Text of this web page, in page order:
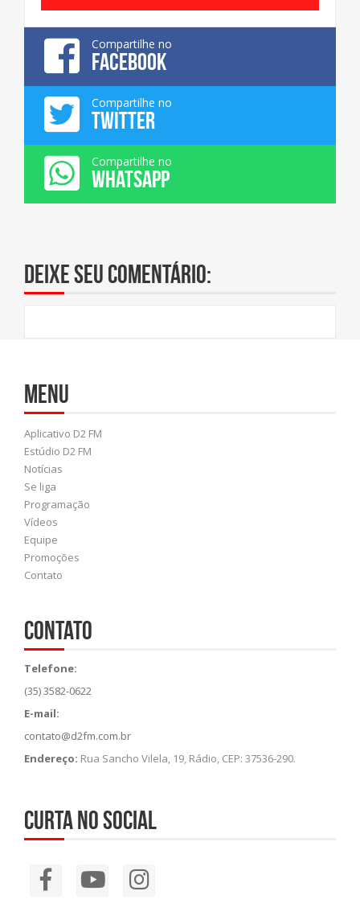
Compartilhe no
FACEBOOK
Compartilhe no
TWITTER
Compartilhe no
WHATSAPP
Deixe seu comentário:
Menu
Aplicativo D2 FM
Estúdio D2 FM
Notícias
Se liga
Programação
Vídeos
Equipe
Promoções
Contato
Contato
Telefone:
(35) 3582-0622
E-mail:
contato@d2fm.com.br
Endereço: Rua Sancho Vilela, 19, Rádio, CEP: 37536-290.
Curta no social